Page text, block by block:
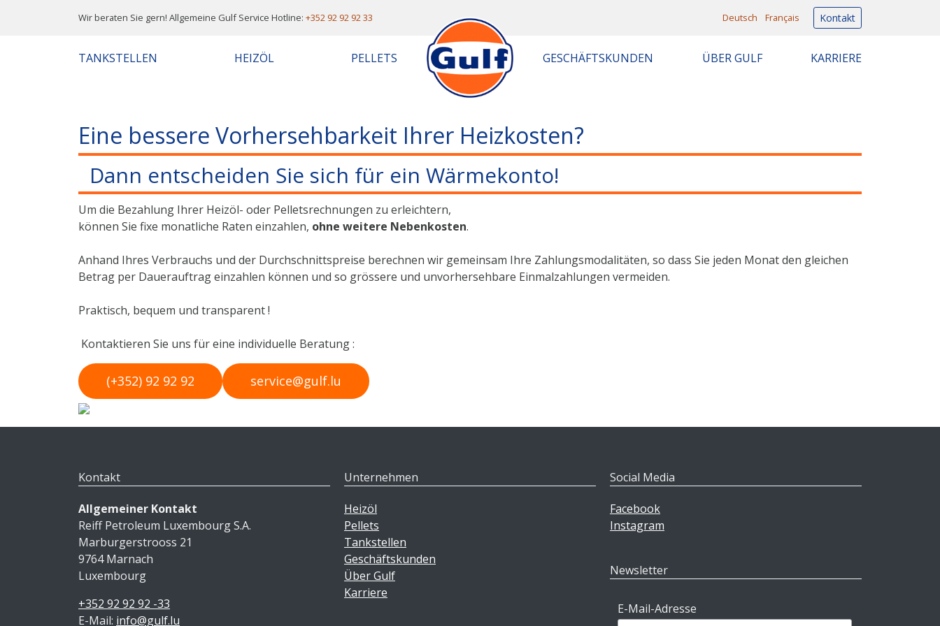
Wir beraten Sie gern! Allgemeine Gulf Service Hotline: +352 92 92 92 33 Deutsch Français Kontakt
TANKSTELLEN HEIZÖL PELLETS GESCHÄFTSKUNDEN ÜBER GULF KARRIERE
Eine bessere Vorhersehbarkeit Ihrer Heizkosten?
Dann entscheiden Sie sich für ein Wärmekonto!
Um die Bezahlung Ihrer Heizöl- oder Pelletsrechnungen zu erleichtern,
können Sie fixe monatliche Raten einzahlen, ohne weitere Nebenkosten.
Anhand Ihres Verbrauchs und der Durchschnittspreise berechnen wir gemeinsam Ihre Zahlungsmodalitäten, so dass Sie jeden Monat den gleichen
Betrag per Dauerauftrag einzahlen können und so grössere und unvorhersehbare Einmalzahlungen vermeiden.
Praktisch, bequem und transparent !
Kontaktieren Sie uns für eine individuelle Beratung :
(+352) 92 92 92 service@gulf.lu
Kontakt
Allgemeiner Kontakt
Reiff Petroleum Luxembourg S.A.
Marburgerstrooss 21
9764 Marnach
Luxembourg
+352 92 92 92 -33
E-Mail: info@gulf.lu
Unternehmen
Heizöl
Pellets
Tankstellen
Geschäftskunden
Über Gulf
Karriere
Social Media
Facebook
Instagram
Newsletter
E-Mail-Adresse